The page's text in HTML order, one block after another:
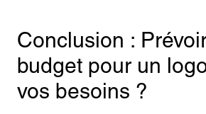
Conclusion :
budget pour un
vos besoins ?